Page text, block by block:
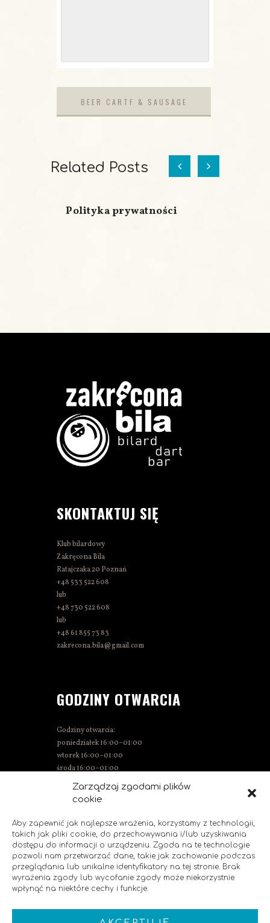
Zarządzaj zgodami plików
cookie
Aby zapewnić jak najlepsze wrażenia, korzystamy z technologii,
takich jak pliki cookie, do przechowywania i/lub uzyskiwania
dostępu do informacji o urządzeniu. Zgoda na te technologie
pozwoli nam przetwarzać dane, takie jak zachowanie podczas
przeglądania lub unikalne identyfikatory na tej stronie. Brak
wyrażenia zgody lub wycofanie zgody może niekorzystnie
wpłynąć na niektóre cechy i funkcje.
BEER CARTF & SAUSAGE
Related Posts
Polityka prywatności
SKONTAKTUJ SIĘ
Klub bilardowy
Zakręcona Bila
Ratajczaka 20 Poznań
+48 533 522 608
lub
+48 730 522 608
lub
+48 61 855 73 83
zakrecona.bila@gmail.com
GODZINY OTWARCIA
Godziny otwarcia:
poniedziałek 16:00–01:00
wtorek 16:00–01:00
środa 16:00–01:00
czwartek 15:00–01:00
piątek 15:00–02:00
niedziela 14:00–00:00
SOCIAL MEDIA